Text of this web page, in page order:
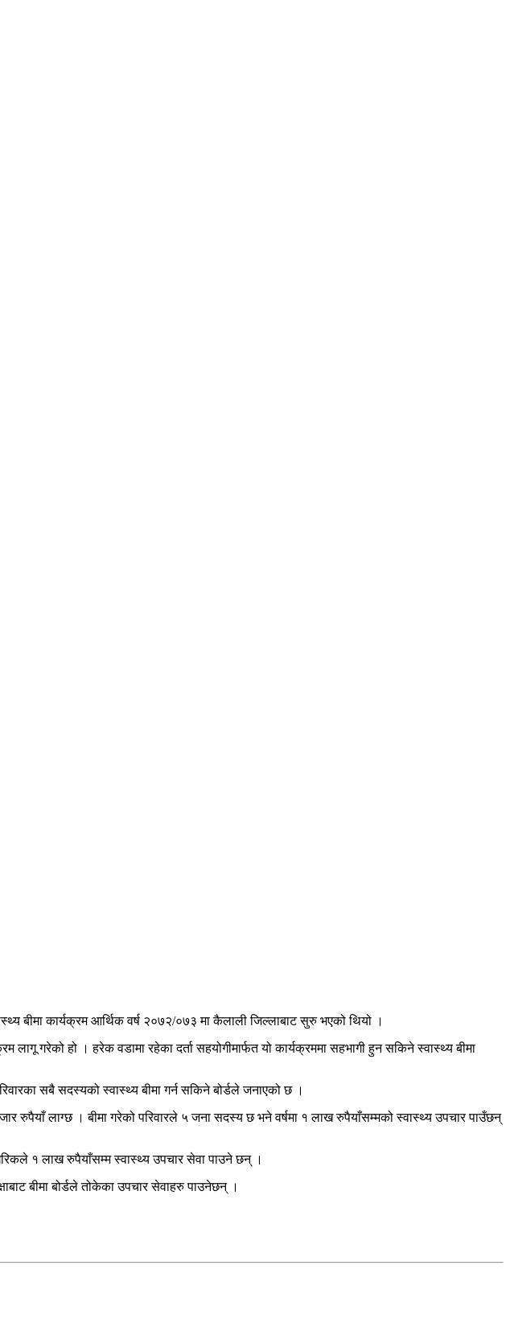
बीमा कार्यक्रम आर्थिक वर्ष २०७२/०७३ मा कैलाली जिल्लाबाट सुरु भएको थियो ।
लागू गरेको हो । हरेक वडामा रहेका दर्ता सहयोगीमार्फत यो कार्यक्रममा सहभागी हुन सकिने स्वास्थ्य बीमा
सबै सदस्यको स्वास्थ्य बीमा गर्न सकिने बोर्डले जनाएको छ ।
रुपैयाँ लाग्छ । बीमा गरेको परिवारले ५ जना सदस्य छ भने वर्षमा १ लाख रुपैयाँसम्मको स्वास्थ्य उपचार पाउँछन्
१ लाख रुपैयाँसम्म स्वास्थ्य उपचार सेवा पाउने छन् ।
बीमा बोर्डले तोकेका उपचार सेवाहरु पाउनेछन् ।